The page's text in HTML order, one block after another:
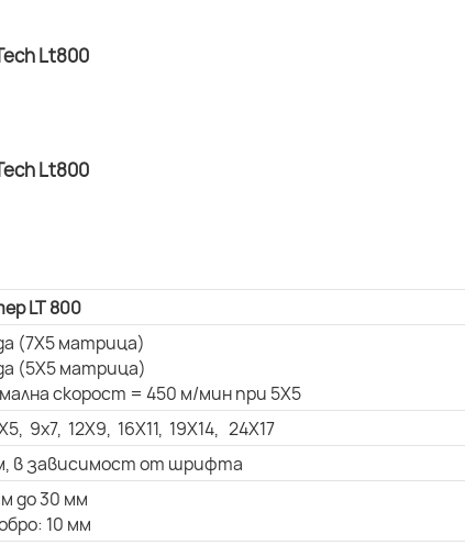
LT 800
(7X5 матрица)
(5X5 матрица)
скорост = 450 м/мин при 5X5
9x7, 12X9, 16X11, 19X14, 24X17
в зависимост от шрифта
до 30 мм
10 мм